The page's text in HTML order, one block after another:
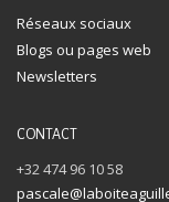
Réseaux sociaux
Blogs ou pages web
Newsletters
CONTACT
+32 474 96 10 58